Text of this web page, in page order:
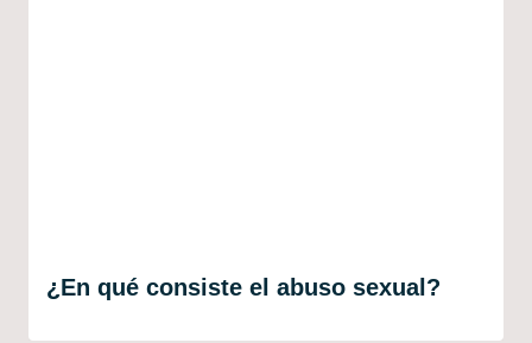
¿En qué consiste el abuso sexual?